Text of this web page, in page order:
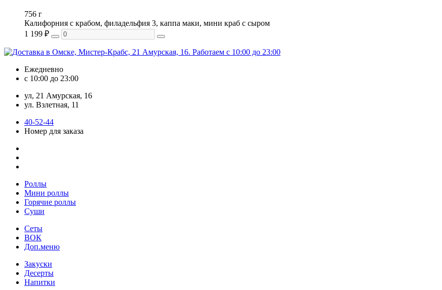
756 г
Калифорния с крабом, филадельфия 3, каппа маки, мини краб с сыром
1 199 ₽
Ежедневно
с 10:00 до 23:00
ул, 21 Амурская, 16
ул. Взлетная, 11
40-52-44
Номер для заказа
Роллы
Мини роллы
Горячие роллы
Суши
Сеты
ВОК
Доп.меню
Закуски
Десерты
Напитки